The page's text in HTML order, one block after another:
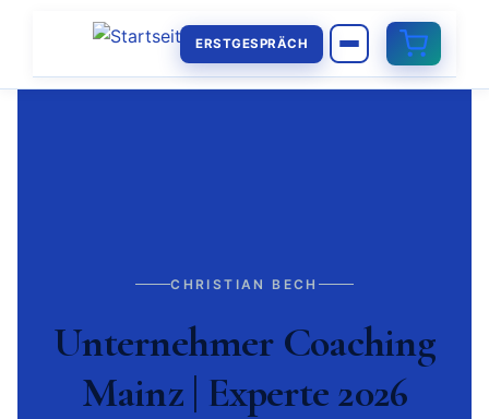
ERSTGESPRÄCH
CHRISTIAN BECH
Unternehmer Coaching
Mainz | Experte 2026